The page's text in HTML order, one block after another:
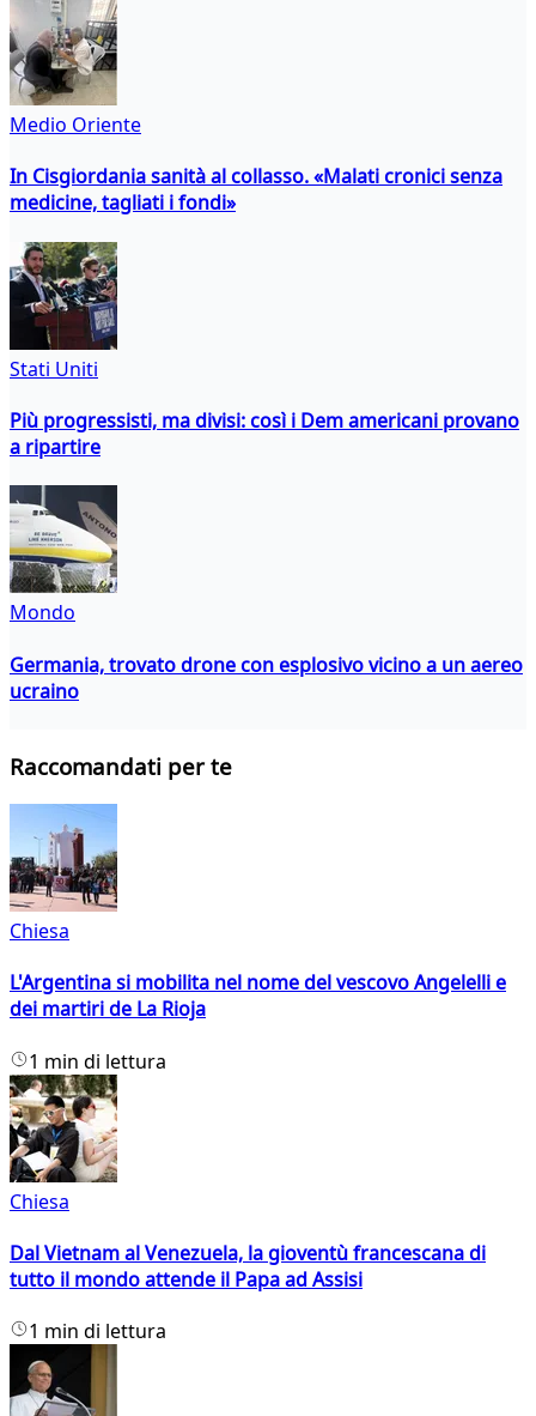
Medio Oriente
In Cisgiordania sanità al collasso. «Malati cronici senza
medicine, tagliati i fondi»
Stati Uniti
Più progressisti, ma divisi: così i Dem americani provano
a ripartire
Mondo
Germania, trovato drone con esplosivo vicino a un aereo
ucraino
Raccomandati per te
Chiesa
L'Argentina si mobilita nel nome del vescovo Angelelli e
dei martiri de La Rioja
1 min di lettura
Chiesa
Dal Vietnam al Venezuela, la gioventù francescana di
tutto il mondo attende il Papa ad Assisi
1 min di lettura